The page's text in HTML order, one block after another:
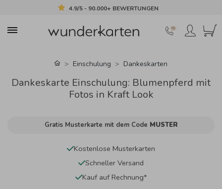
4.9/5 - 90.000+ BEWERTUNGEN
Einschulung Dankeskarten
Dankeskarte Einschulung: Blumenpferd mit
Fotos in Kraft Look
Gratis Musterkarte mit dem Code MUSTER
Kostenlose Musterkarten
Schneller Versand
Kauf auf Rechnung*